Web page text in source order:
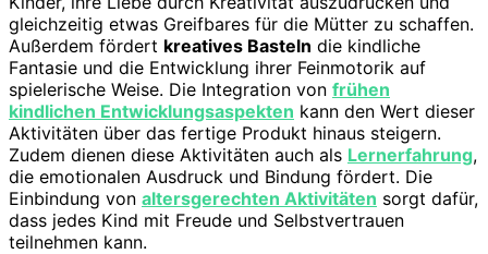
gleichzeitig etwas Greifbares für die Mütter zu schaffen.
Außerdem fördert kreatives Basteln die kindliche
Fantasie und die Entwicklung ihrer Feinmotorik auf
spielerische Weise. Die Integration von frühen
kindlichen Entwicklungsaspekten kann den Wert dieser
Aktivitäten über das fertige Produkt hinaus steigern.
Zudem dienen diese Aktivitäten auch als Lernerfahrung,
die emotionalen Ausdruck und Bindung fördert. Die
Einbindung von altersgerechten Aktivitäten sorgt dafür,
dass jedes Kind mit Freude und Selbstvertrauen
teilnehmen kann.